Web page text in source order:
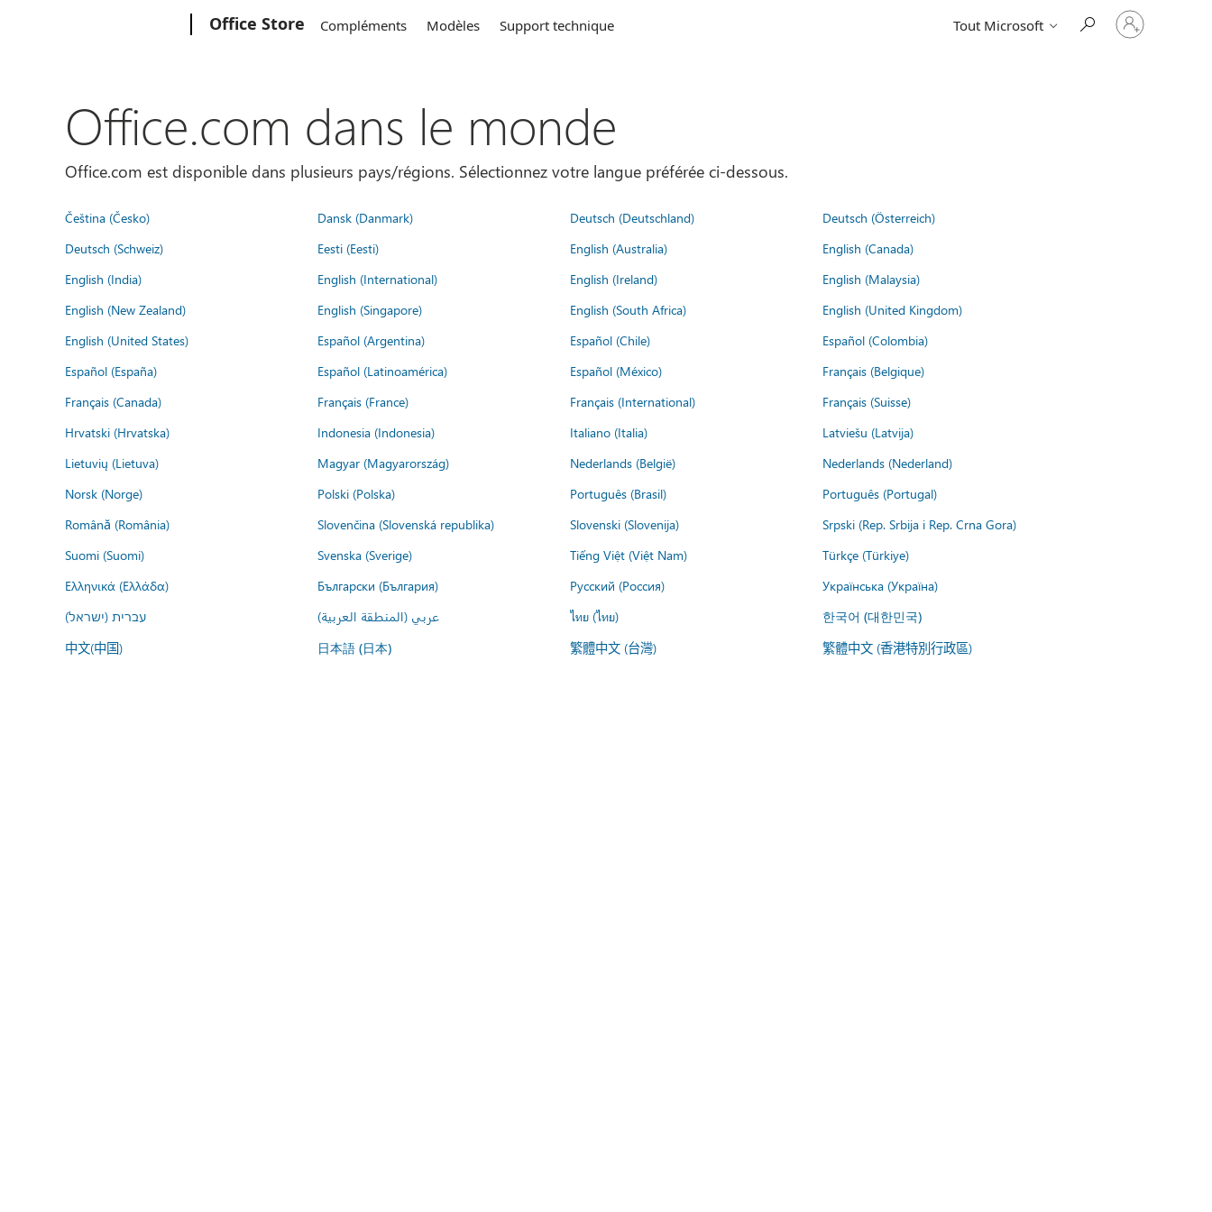
Office Store Compléments Modèles Support technique Tout Microsoft
Connectez-
vous
Office.com dans le monde
Office.com est disponible dans plusieurs pays/régions. Sélectionnez votre langue préférée ci-dessous.
Čeština (Česko) Dansk (Danmark) Deutsch (Deutschland)
Deutsch (Österreich)
Deutsch (Schweiz)
Eesti (Eesti) English (Australia)
English (Canada)
English (India)
English (International) English (Ireland)
English (Malaysia)
English (New Zealand)
English (Singapore) English (South Africa)
English (United Kingdom)
English (United States)
Español (Argentina) Español (Chile)
Español (Colombia)
Español (España)
Español (Latinoamérica) Español (México)
Français (Belgique)
Français (Canada)
Français (France) Français (International)
Français (Suisse)
Hrvatski (Hrvatska)
Indonesia (Indonesia) Italiano (Italia)
Latviešu (Latvija)
Lietuvių (Lietuva)
Magyar (Magyarország) Nederlands (België)
Nederlands (Nederland)
Norsk (Norge)
Polski (Polska) Português (Brasil)
Português (Portugal)
Română (România)
Slovenčina (Slovenská republika) Slovenski (Slovenija)
Srpski (Rep. Srbija i Rep. Crna Gora)
Suomi (Suomi)
Svenska (Sverige) Tiếng Việt (Việt Nam)
Türkçe (Türkiye)
Ελληνικά (Ελλάδα)
Български (България) Русский (Россия)
Українська (Україна)
עברית (ישראל)
عربي (المنطقة العربية) ไทย (ไทย) 한국어 (대한민국)
中文(中国) 日本語 (日本) 繁體中文 (台灣) 繁體中文 (香港特別行政區)